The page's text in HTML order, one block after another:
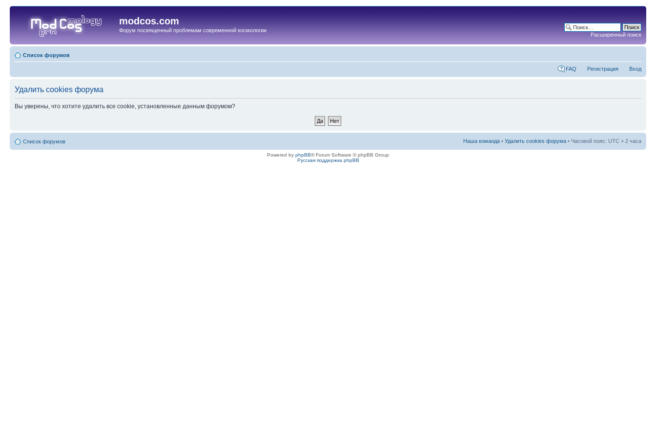
modcos.com
Форум посвященный проблемам современной космологии
Расширенный поиск
Список форумов
FAQ Регистрация Вход
Удалить cookies форума
Вы уверены, что хотите удалить все cookie, установленные данным форумом?
Список форумов Наша команда • Удалить cookies форума • Часовой пояс: UTC + 2 часа
Powered by phpBB® Forum Software © phpBB Group
Русская поддержка phpBB